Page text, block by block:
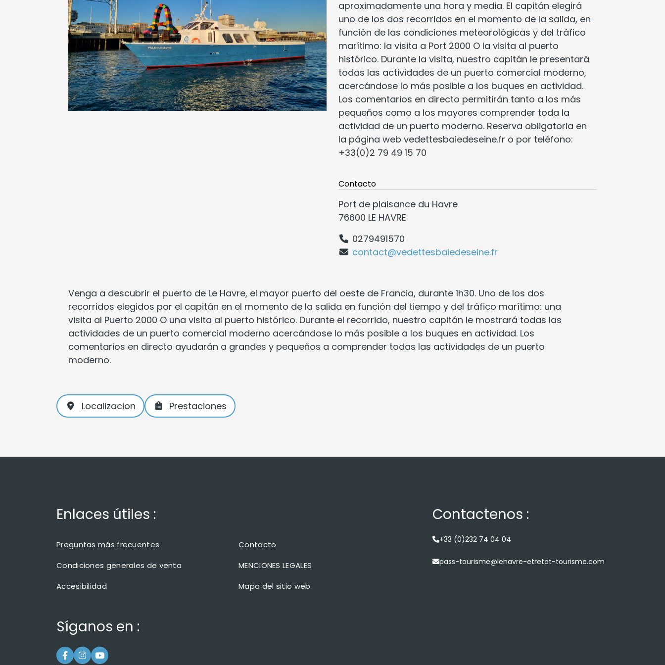
aproximadamente una hora y media. El capitán elegirá
uno de los dos recorridos en el momento de la salida, en
función de las condiciones meteorológicas y del tráfico
marítimo: la visita a Port 2000 O la visita al puerto
histórico. Durante la visita, nuestro capitán le presentará
todas las actividades de un puerto comercial moderno,
acercándose lo más posible a los buques en actividad.
Los comentarios en directo permitirán tanto a los más
pequeños como a los mayores comprender toda la
actividad de un puerto moderno. Reserva obligatoria en
la página web vedettesbaiedeseine.fr o por teléfono:
+33(0)2 79 49 15 70
Contacto
Port de plaisance du Havre
76600 LE HAVRE
0279491570
contact@vedettesbaiedeseine.fr
Venga a descubrir el puerto de Le Havre, el mayor puerto del oeste de Francia, durante 1h30. Uno de los dos
recorridos elegidos por el capitán en el momento de la salida en función del tiempo y del tráfico marítimo: una
visita al Puerto 2000 O una visita al puerto histórico. Durante el recorrido, nuestro capitán le mostrará todas las
actividades de un puerto comercial moderno acercándose lo más posible a los buques en actividad. Los
comentarios en directo ayudarán a grandes y pequeños a comprender todas las actividades de un puerto
moderno.
Localizacion Prestaciones
Enlaces útiles :
Preguntas más frecuentes
Contacto
Condiciones generales de venta
MENCIONES LEGALES
Accesibilidad
Mapa del sitio web
Contactenos :
+33 (0)232 74 04 04
pass-tourisme@lehavre-etretat-tourisme.com
Síganos en :